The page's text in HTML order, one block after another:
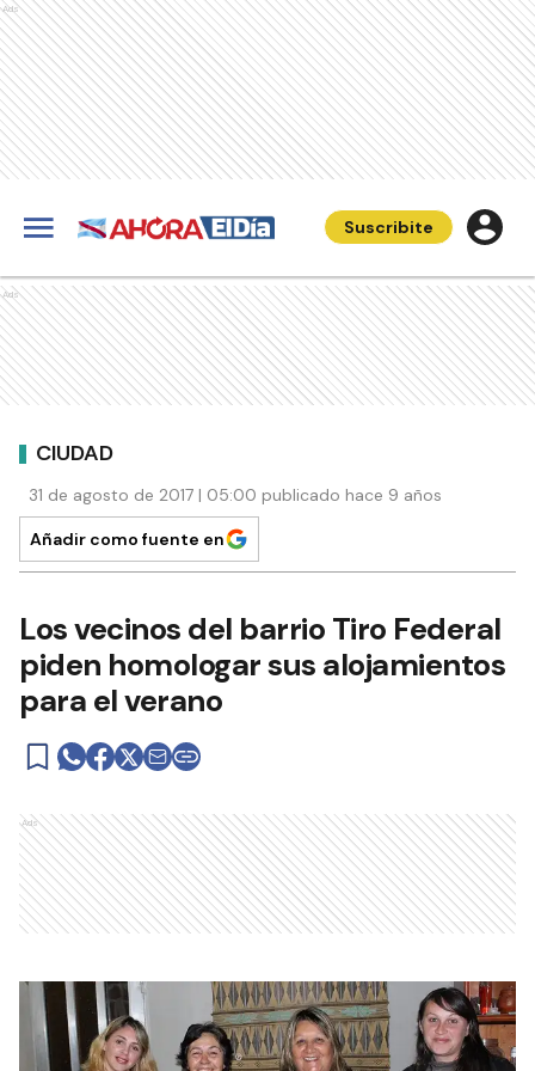
Ads
Suscribite
Ads
CIUDAD
31 de agosto de 2017 | 05:00 publicado hace 9 años
Añadir como fuente en
Los vecinos del barrio Tiro Federal
piden homologar sus alojamientos
para el verano
Ads